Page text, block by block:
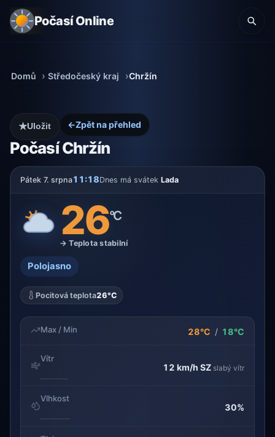
Počasí Online
Domů Středočeský kraj Chržín
←Zpět na přehled
Počasí Chržín
★Uložit
Pátek 7. srpna11:18Dnes má svátek Lada
26°C
→ Teplota stabilní
Polojasno
Pocitová teplota26°C
Max / Min 28°C / 18°C
Vítr
12 km/h SZ slabý vítr
Vlhkost
30%